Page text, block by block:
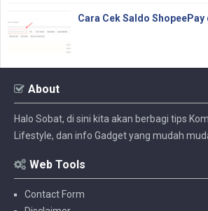
Cara Cek Saldo
About
Halo Sobat, di sini kita akan berbagi tips
Lifestyle, dan info Gadget yang mudah
Web Tools
Contact Form